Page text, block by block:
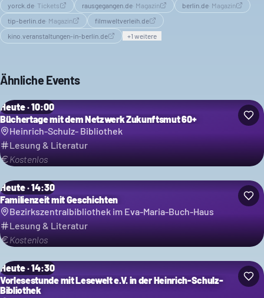
yorck.de· Tickets rausgegangen.de· Magazin berlin.de· Magazin
tip-berlin.de· Magazin
filmweltverleih.de
kino.veranstaltungen-in-berlin.de
+1 weitere
Ähnliche Events
Heute · 10:00
Büchertage mit dem Netzwerk Zukunftsmut 60+
Heinrich-Schulz- Bibliothek
Lesung & Literatur
Kostenlos
Heute · 14:30
Familienzeit mit Geschichten
Bezirkszentralbibliothek im Eva-Maria-Buch-Haus
Lesung & Literatur
Kostenlos
Heute · 14:30
Vorlesestunde mit Lesewelt e.V. in der Heinrich-Schulz-
Bibliothek